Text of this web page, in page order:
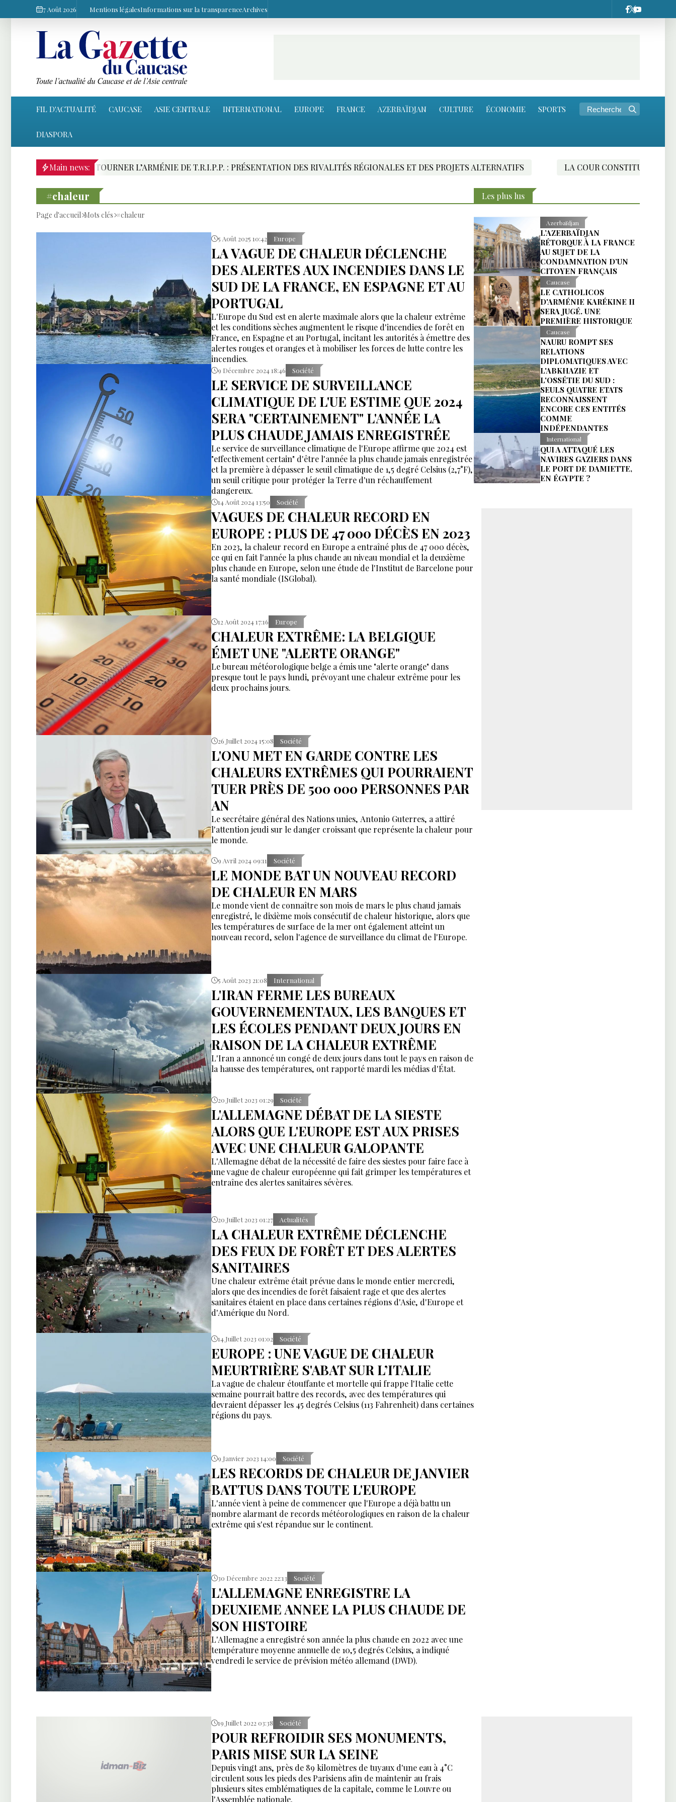
7 Août 2026 Mentions légalesInformations sur la transparenceArchives
FIL D'ACTUALITÉ CAUCASE ASIE CENTRALE INTERNATIONAL EUROPE FRANCE AZERBAÏDJAN CULTURE ÉCONOMIE SPORTS
DIASPORA
Main news:
L’ARMÉNIE DE T.R.I.P.P. : PRÉSENTATION DES RIVALITÉS RÉGIONALES ET DES PROJETS ALTERNATIFS LA COUR CONSTITUTIONNELLE D’ARMÉNIE EXAMINERA
#chaleur
Page d'accueil Mots clés #chaleur
5 Août 2025 10:42 Europe
LA VAGUE DE CHALEUR DÉCLENCHE
DES ALERTES AUX INCENDIES DANS LE
SUD DE LA FRANCE, EN ESPAGNE ET AU
PORTUGAL
L'Europe du Sud est en alerte maximale alors que la chaleur extrême
et les conditions sèches augmentent le risque d'incendies de forêt en
France, en Espagne et au Portugal, incitant les autorités à émettre des
alertes rouges et oranges et à mobiliser les forces de lutte contre les
incendies.
9 Décembre 2024 18:46 Société
LE SERVICE DE SURVEILLANCE
CLIMATIQUE DE L'UE ESTIME QUE 2024
SERA "CERTAINEMENT" L'ANNÉE LA
PLUS CHAUDE JAMAIS ENREGISTRÉE
Le service de surveillance climatique de l'Europe affirme que 2024 est
"effectivement certain" d'être l'année la plus chaude jamais enregistrée
et la première à dépasser le seuil climatique de 1,5 degré Celsius (2,7°F),
un seuil critique pour protéger la Terre d'un réchauffement
dangereux.
14 Août 2024 13:50 Société
VAGUES DE CHALEUR RECORD EN
EUROPE : PLUS DE 47 000 DÉCÈS EN 2023
En 2023, la chaleur record en Europe a entraîné plus de 47 000 décès,
ce qui en fait l'année la plus chaude au niveau mondial et la deuxième
plus chaude en Europe, selon une étude de l'Institut de Barcelone pour
la santé mondiale (ISGlobal).
12 Août 2024 17:16 Europe
CHALEUR EXTRÊME: LA BELGIQUE
ÉMET UNE "ALERTE ORANGE"
Le bureau météorologique belge a émis une "alerte orange" dans
presque tout le pays lundi, prévoyant une chaleur extrême pour les
deux prochains jours.
26 Juillet 2024 15:08 Société
L'ONU MET EN GARDE CONTRE LES
CHALEURS EXTRÊMES QUI POURRAIENT
TUER PRÈS DE 500 000 PERSONNES PAR
AN
Le secrétaire général des Nations unies, Antonio Guterres, a attiré
l'attention jeudi sur le danger croissant que représente la chaleur pour
le monde.
9 Avril 2024 09:11 Société
LE MONDE BAT UN NOUVEAU RECORD
DE CHALEUR EN MARS
Le monde vient de connaître son mois de mars le plus chaud jamais
enregistré, le dixième mois consécutif de chaleur historique, alors que
les températures de surface de la mer ont également atteint un
nouveau record, selon l'agence de surveillance du climat de l'Europe.
5 Août 2023 21:08 International
L'IRAN FERME LES BUREAUX
GOUVERNEMENTAUX, LES BANQUES ET
LES ÉCOLES PENDANT DEUX JOURS EN
RAISON DE LA CHALEUR EXTRÊME
L'Iran a annoncé un congé de deux jours dans tout le pays en raison de
la hausse des températures, ont rapporté mardi les médias d'État.
20 Juillet 2023 01:29 Société
L'ALLEMAGNE DÉBAT DE LA SIESTE
ALORS QUE L'EUROPE EST AUX PRISES
AVEC UNE CHALEUR GALOPANTE
L'Allemagne débat de la nécessité de faire des siestes pour faire face à
une vague de chaleur européenne qui fait grimper les températures et
entraîne des alertes sanitaires sévères.
20 Juillet 2023 01:27 Actualités
LA CHALEUR EXTRÊME DÉCLENCHE
DES FEUX DE FORÊT ET DES ALERTES
SANITAIRES
Une chaleur extrême était prévue dans le monde entier mercredi,
alors que des incendies de forêt faisaient rage et que des alertes
sanitaires étaient en place dans certaines régions d'Asie, d'Europe et
d'Amérique du Nord.
14 Juillet 2023 01:02 Société
EUROPE : UNE VAGUE DE CHALEUR
MEURTRIÈRE S'ABAT SUR L’ITALIE
La vague de chaleur étouffante et mortelle qui frappe l'Italie cette
semaine pourrait battre des records, avec des températures qui
devraient dépasser les 45 degrés Celsius (113 Fahrenheit) dans certaines
régions du pays.
9 Janvier 2023 14:00 Société
LES RECORDS DE CHALEUR DE JANVIER
BATTUS DANS TOUTE L'EUROPE
L'année vient à peine de commencer que l'Europe a déjà battu un
nombre alarmant de records météorologiques en raison de la chaleur
extrême qui s'est répandue sur le continent.
30 Décembre 2022 22:13 Société
L'ALLEMAGNE ENREGISTRE LA
DEUXIEME ANNEE LA PLUS CHAUDE DE
SON HISTOIRE
L'Allemagne a enregistré son année la plus chaude en 2022 avec une
température moyenne annuelle de 10,5 degrés Celsius, a indiqué
vendredi le service de prévision météo allemand (DWD).
Les plus lus
Azerbaïdjan
L’AZERBAÏDJAN
RÉTORQUE À LA FRANCE
AU SUJET DE LA
CONDAMNATION D’UN
CITOYEN FRANÇAIS
Caucase
LE CATHOLICOS
D'ARMÉNIE KARÉKINE II
SERA JUGÉ. UNE
PREMIÈRE HISTORIQUE
Caucase
NAURU ROMPT SES
RELATIONS
DIPLOMATIQUES AVEC
L'ABKHAZIE ET
L'OSSÉTIE DU SUD :
SEULS QUATRE ETATS
RECONNAISSENT
ENCORE CES ENTITÉS
COMME
INDÉPENDANTES
International
QUI A ATTAQUÉ LES
NAVIRES GAZIERS DANS
LE PORT DE DAMIETTE,
EN ÉGYPTE ?
19 Juillet 2022 03:38 Société
POUR REFROIDIR SES MONUMENTS,
PARIS MISE SUR LA SEINE
Depuis vingt ans, près de 89 kilomètres de tuyaux d'une eau à 4°C
circulent sous les pieds des Parisiens afin de maintenir au frais
plusieurs sites emblématiques de la capitale, comme le Louvre ou
l'Assemblée nationale.